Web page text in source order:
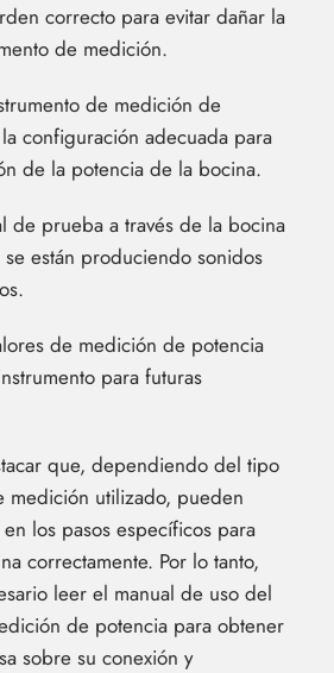
correcto para evitar dañar la
de medición.
de medición de
configuración adecuada para
de la potencia de la bocina.
de prueba a través de la bocina
están produciendo sonidos
de medición de potencia
para futuras
que, dependiendo del tipo
medición utilizado, pueden
los pasos específicos para
correctamente. Por lo tanto,
leer el manual de uso del
de potencia para obtener
sobre su conexión y